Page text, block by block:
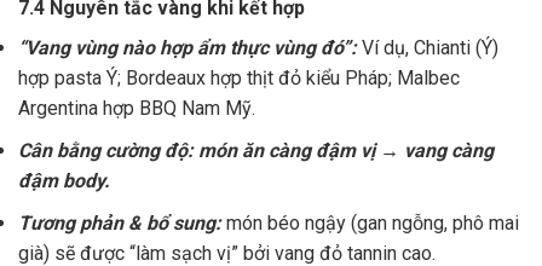
7.4 Nguyên tắc vàng khi kết hợp
“Vang vùng nào hợp ẩm thực vùng đó”:Ví dụ, Chianti (Ý)
hợp pasta Ý; Bordeaux hợp thịt đỏ kiểu Pháp; Malbec
Argentina hợp BBQ Nam Mỹ.
Cân bằng cường độ: món ăn càng đậm vị → vang càng
đậm body.
Tương phản & bổ sung:món béo ngậy (gan ngỗng, phô mai
già) sẽ được “làm sạch vị” bởi vang đỏ tannin cao.